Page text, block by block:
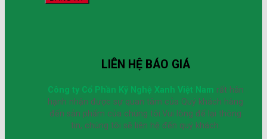
LIÊN HỆ BÁO GIÁ
Công ty Cổ Phần Kỹ Nghệ Xanh Việt Nam rất hân
hạnh nhận được sự quan tâm của Quý khách hàng
đến sản phẩm của chúng tôi.Vui lòng để lại thông
tin, chúng tôi sẽ liên hệ đến quý khách.